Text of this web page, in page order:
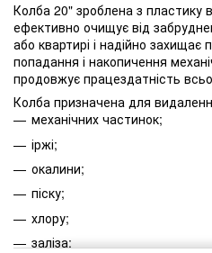
Колба 20" зроблена з пластику
ефективно очищує від
або квартирі і надійно захищає
попадання і накопичення
продовжує працездатність
Колба призначена для
механічних частинок;
іржі;
окалини;
піску;
хлору;
заліза;